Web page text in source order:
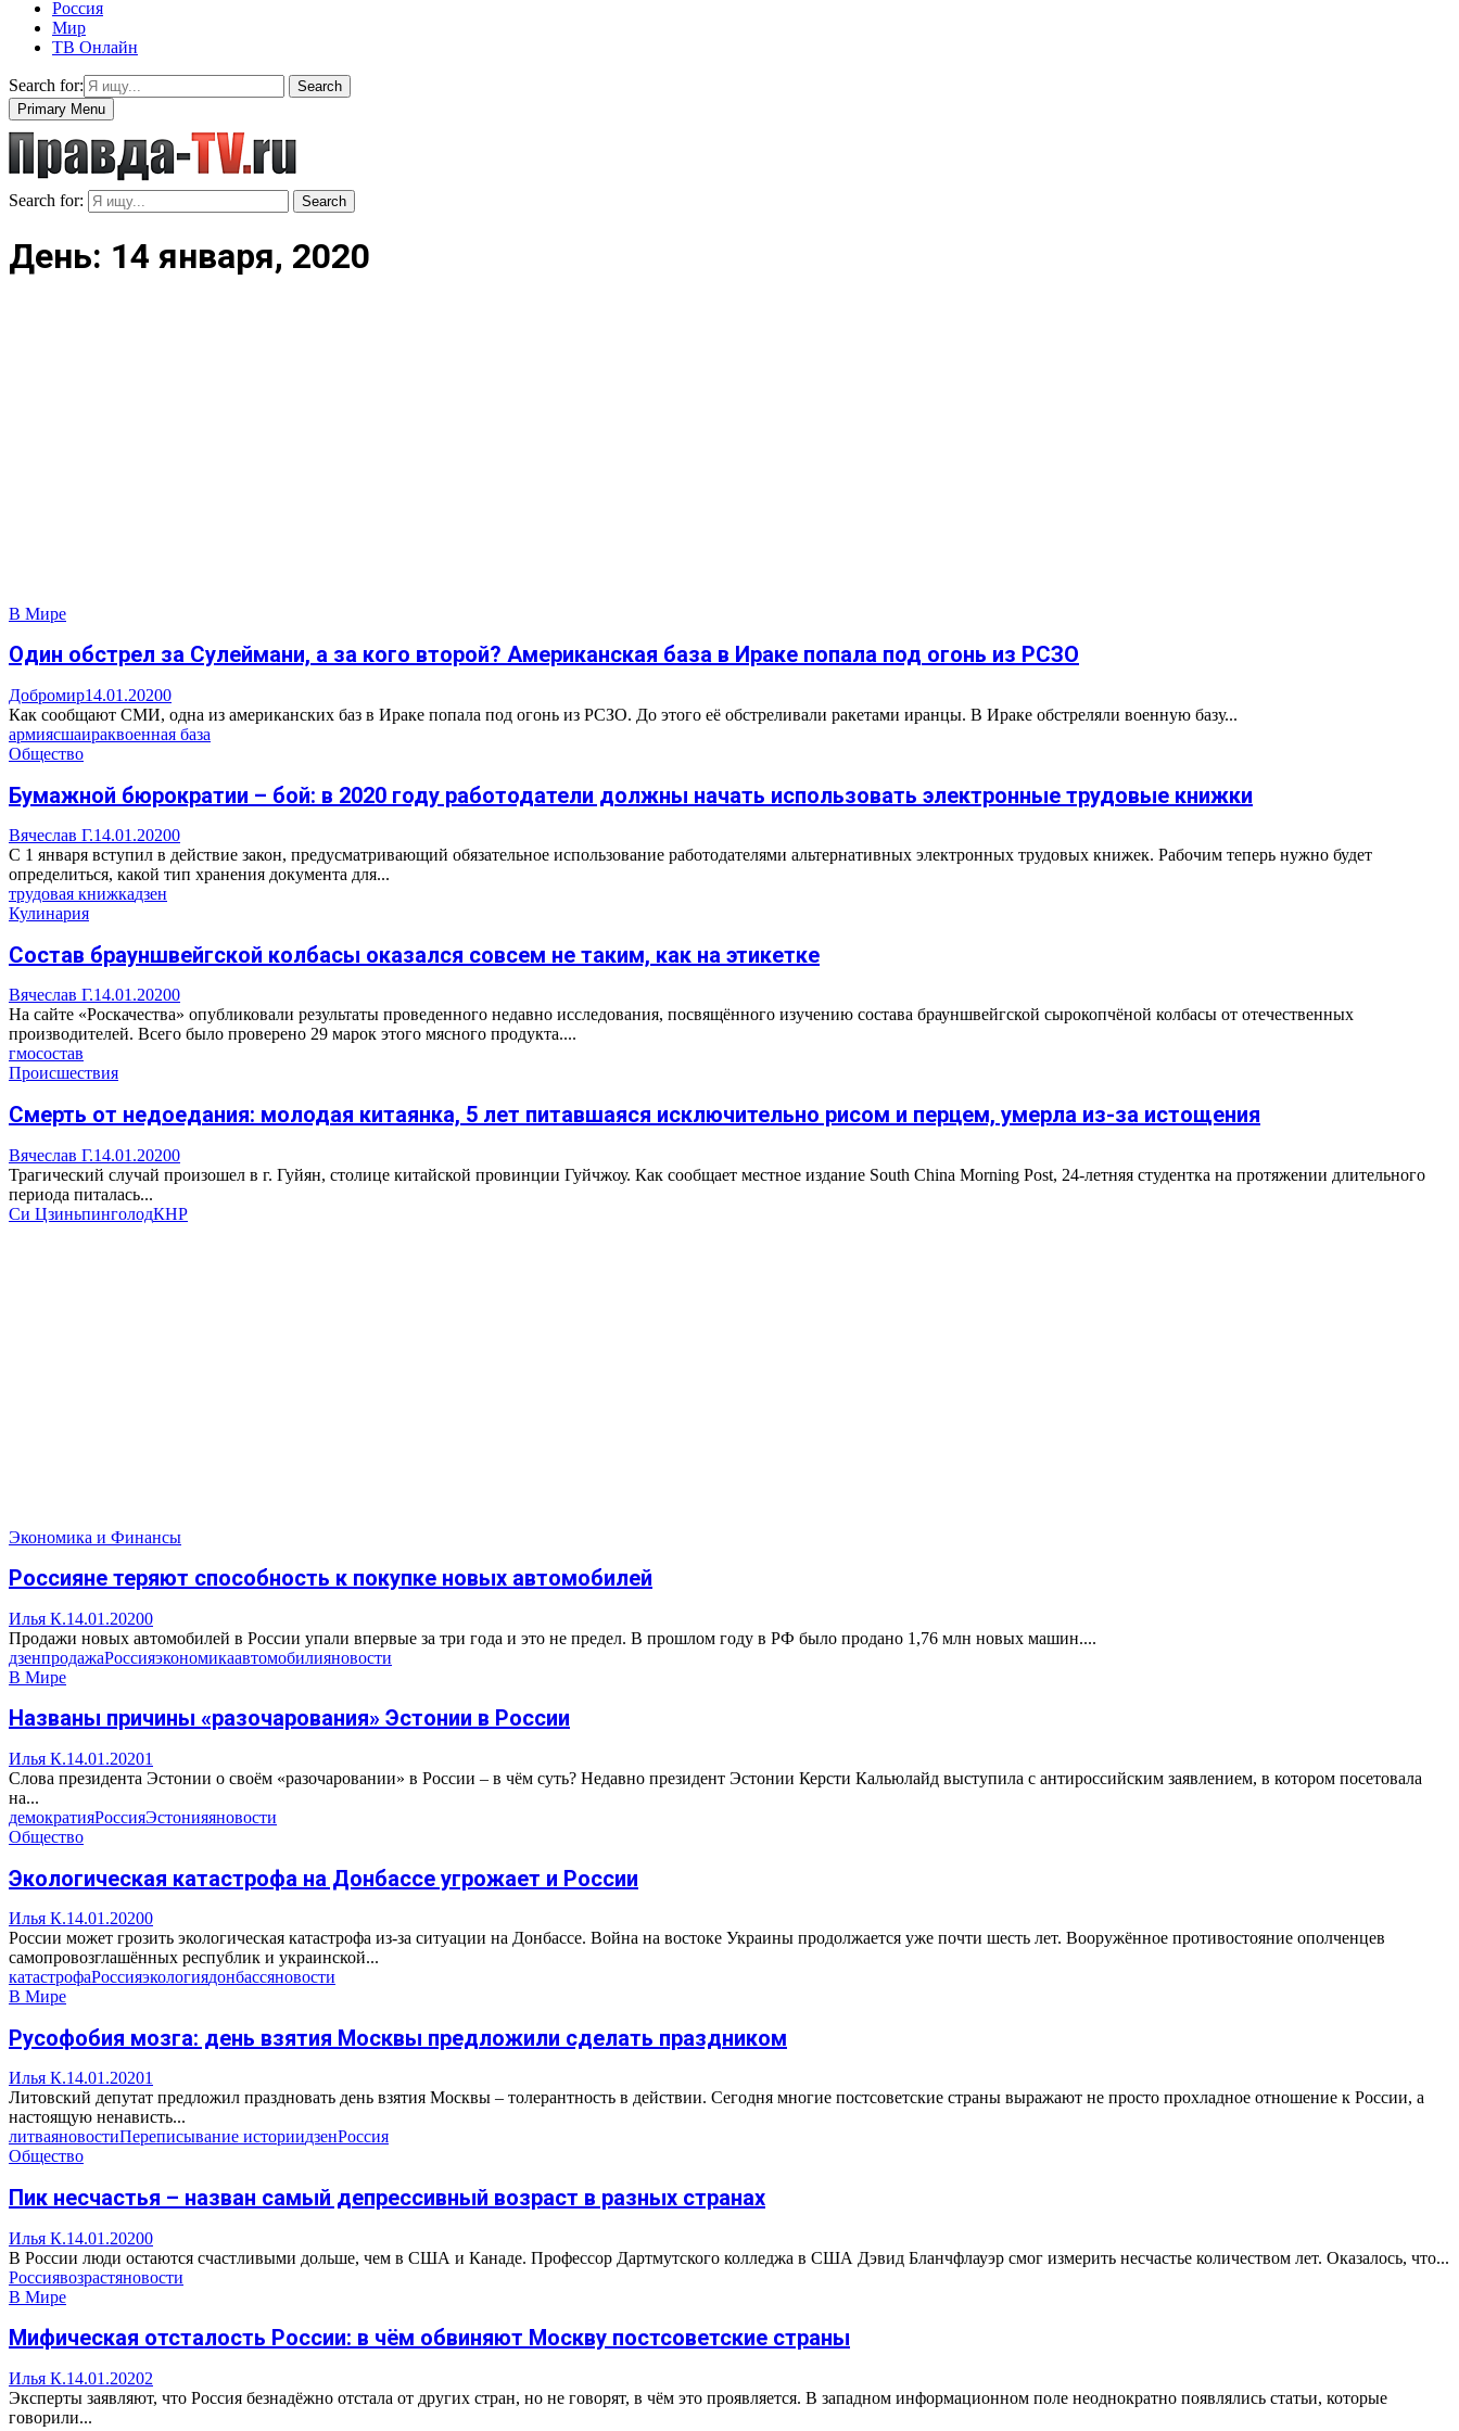
Россия
Мир
ТВ Онлайн
Search for:
Search
Primary Menu
Search for: Search
День: 14 января, 2020
В Мире
Один обстрел за Сулеймани, а за кого второй? Американская база в Ираке попала под огонь из РСЗО
Добромир14.01.20200
Как сообщают СМИ, одна из американских баз в Ираке попала под огонь из РСЗО. До этого её обстреливали ракетами иранцы. В Ираке обстреляли военную базу...
армиясшаираквоенная база
Общество
Бумажной бюрократии – бой: в 2020 году работодатели должны начать использовать электронные трудовые книжки
Вячеслав Г.14.01.20200
С 1 января вступил в действие закон, предусматривающий обязательное использование работодателями альтернативных электронных трудовых книжек. Рабочим теперь нужно будет
определиться, какой тип хранения документа для...
трудовая книжкадзен
Кулинария
Состав брауншвейгской колбасы оказался совсем не таким, как на этикетке
Вячеслав Г.14.01.20200
На сайте «Роскачества» опубликовали результаты проведенного недавно исследования, посвящённого изучению состава брауншвейгской сырокопчёной колбасы от отечественных
производителей. Всего было проверено 29 марок этого мясного продукта....
гмосостав
Происшествия
Смерть от недоедания: молодая китаянка, 5 лет питавшаяся исключительно рисом и перцем, умерла из-за истощения
Вячеслав Г.14.01.20200
Трагический случай произошел в г. Гуйян, столице китайской провинции Гуйчжоу. Как сообщает местное издание South China Morning Post, 24-летняя студентка на протяжении длительного
периода питалась...
Си ЦзиньпинголодКНР
Экономика и Финансы
Россияне теряют способность к покупке новых автомобилей
Илья К.14.01.20200
Продажи новых автомобилей в России упали впервые за три года и это не предел. В прошлом году в РФ было продано 1,76 млн новых машин....
дзенпродажаРоссияэкономикаавтомобилияновости
В Мире
Названы причины «разочарования» Эстонии в России
Илья К.14.01.20201
Слова президента Эстонии о своём «разочаровании» в России – в чём суть? Недавно президент Эстонии Керсти Кальюлайд выступила с антироссийским заявлением, в котором посетовала
на...
демократияРоссияЭстонияяновости
Общество
Экологическая катастрофа на Донбассе угрожает и России
Илья К.14.01.20200
России может грозить экологическая катастрофа из-за ситуации на Донбассе. Война на востоке Украины продолжается уже почти шесть лет. Вооружённое противостояние ополченцев
самопровозглашённых республик и украинской...
катастрофаРоссияэкологиядонбассяновости
В Мире
Русофобия мозга: день взятия Москвы предложили сделать праздником
Илья К.14.01.20201
Литовский депутат предложил праздновать день взятия Москвы – толерантность в действии. Сегодня многие постсоветские страны выражают не просто прохладное отношение к России, а
настоящую ненависть...
литваяновостиПереписывание историидзенРоссия
Общество
Пик несчастья – назван самый депрессивный возраст в разных странах
Илья К.14.01.20200
В России люди остаются счастливыми дольше, чем в США и Канаде. Профессор Дартмутского колледжа в США Дэвид Бланчфлауэр смог измерить несчастье количеством лет. Оказалось, что...
Россиявозрастяновости
В Мире
Мифическая отсталость России: в чём обвиняют Москву постсоветские страны
Илья К.14.01.20202
Эксперты заявляют, что Россия безнадёжно отстала от других стран, но не говорят, в чём это проявляется. В западном информационном поле неоднократно появлялись статьи, которые
говорили...